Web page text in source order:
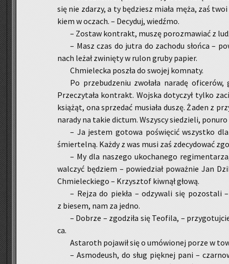
się nie zda­rzy, a ty bę­dziesz miała męża, zaś
kiem w oczach. – De­cy­duj, wiedź­mo.
– Zo­staw kon­trakt, muszę po­roz­ma­wiać z
– Masz czas do jutra do za­cho­du słoń­ca –
nach leżał zwi­nię­ty w rulon gruby pa­pier.
Chmie­lec­ka po­szła do swo­jej kom­na­ty.
Po prze­bu­dze­niu zwo­ła­ła na­ra­dę ofi­ce­rów,
Prze­czy­ta­ła kon­trakt. Woj­ska do­ty­czył tylko
ksią­żąt, ona sprze­dać mu­sia­ła duszę. Żaden z
na­ra­dy na takie dic­tum. Wszy­scy sie­dzie­li,
– Ja je­stem go­to­wa po­świę­cić wszyst­ko
śmier­tel­ną. Każdy z was musi zaś zde­cy­do­wać
– My dla na­sze­go uko­cha­ne­go
wal­czyć bę­dziem – po­wie­dział po­waż­nie Jan
Chmie­lec­kie­go – Krzysz­tof kiw­nął głową.
– Rejza do pie­kła – od­zy­wa­li się po­zo­sta­li
z bie­sem, nam za jedno.
– Do­brze – zgo­dzi­ła się Teo­fi­la, –
ca.
Asta­roth po­ja­wił się o umó­wio­nej porze w
– Asmo­deush, do sług pięk­nej pani –